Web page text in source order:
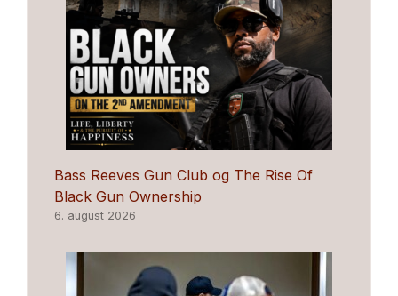
Bass Reeves Gun Club og The Rise Of
Black Gun Ownership
6. august 2026